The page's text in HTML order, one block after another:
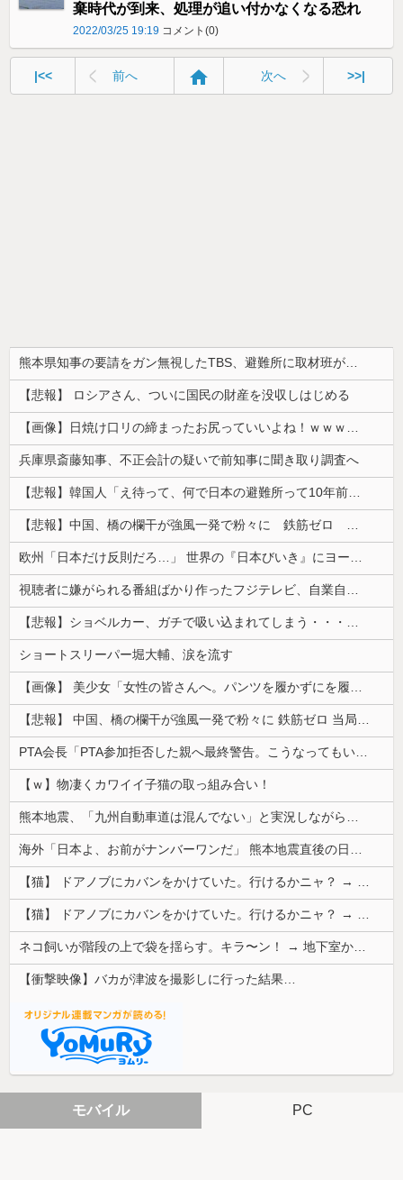
棄時代が到来、処理が追い付かなくなる恐れ
2022/03/25 19:19 コメント(0)
|<< 前へ home 次へ >>|
熊本県知事の要請をガン無視したTBS、避難所に取材班が押し入ってプライバシーに全く配慮しない報道を……
【悲報】 ロシアさん、ついに国民の財産を没収しはじめる
【画像】日焼け口リの締まったお尻っていいよね！ｗｗｗｗｗ
兵庫県斎藤知事、不正会計の疑いで前知事に聞き取り調査へ
【悲報】韓国人「え待って、何で日本の避難所って10年前と同レベルなの(ドン引き
【悲報】中国、橋の欄干が強風一発で粉々に 鉄筋ゼロ 当局「接着剤でくっつけただけ」「正常で、品質問題はない」
欧州「日本だけ反則だろ…」 世界の『日本びいき』にヨーロッパ全土から不満の声
視聴者に嫌がられる番組ばかり作ったフジテレビ、自業自得すぎる立場に陥ってしまい……
【悲報】ショベルカー、ガチで吸い込まれてしまう・・・・・
ショートスリーパー堀大輔、涙を流す
【画像】 美少女「女性の皆さんへ。パンツを履かずにを履いてみてください」
【悲報】 中国、橋の欄干が強風一発で粉々に 鉄筋ゼロ 当局「接着剤でくっつけただけ」「正常で、品質問題はない」
PTA会長「PTA参加拒否した親へ最終警告。こうなってもいい？」
【ｗ】物凄くカワイイ子猫の取っ組み合い！
熊本地震、「九州自動車道は混んでない」と実況しながら被災地へ向かう有名アナなどに批判殺到 全国紙記者「最新の状況をいち早く伝えることは報道機関としての責務」「情報を取り上げることには大きな意義がある」
海外「日本よ、お前がナンバーワンだ」 熊本地震直後の日本の対応のスピードに世界が衝撃
【猫】 ドアノブにカバンをかけていた。行けるかニャ？ → 猫はこうなります…
【猫】 ドアノブにカバンをかけていた。行けるかニャ？ → 猫はこうなります…
ネコ飼いが階段の上で袋を揺らす。キラ〜ン！ → 地下室からヤツが現れる…
【衝撃映像】バカが津波を撮影しに行った結果…
モバイル PC